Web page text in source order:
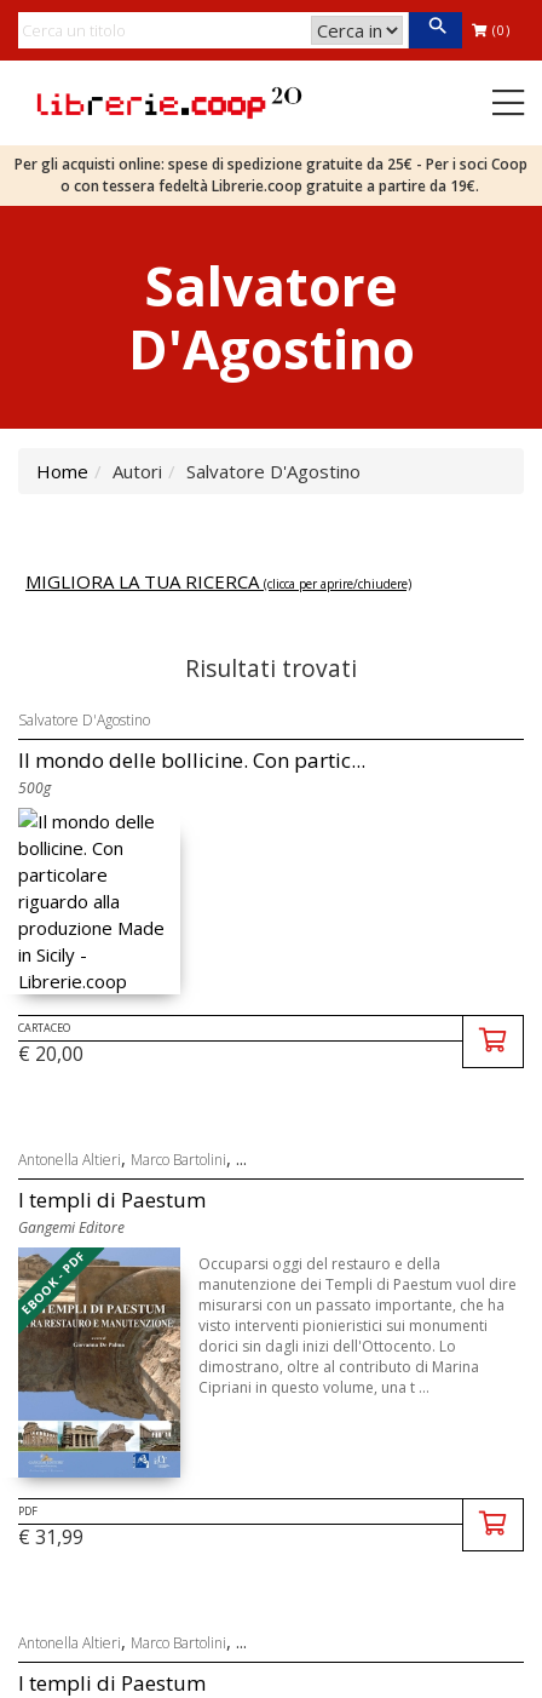
(0)
Per gli acquisti online: spese di spedizione gratuite da 25€ - Per i soci Coop
o con tessera fedeltà Librerie.coop gratuite a partire da 19€.
Salvatore
D'Agostino
Home Autori Salvatore D'Agostino
MIGLIORA LA TUA RICERCA (clicca per aprire/chiudere)
Risultati trovati
Salvatore D'Agostino
Il mondo delle bollicine. Con partic...
500g
CARTACEO
€ 20,00
Antonella Altieri, Marco Bartolini, ...
I templi di Paestum
Gangemi Editore
EBOOK - PDF
Occuparsi oggi del restauro e della
manutenzione dei Templi di Paestum vuol dire
misurarsi con un passato importante, che ha
visto interventi pionieristici sui monumenti
dorici sin dagli inizi dell'Ottocento. Lo
dimostrano, oltre al contributo di Marina
Cipriani in questo volume, una t ...
PDF
€ 31,99
Antonella Altieri, Marco Bartolini, ...
I templi di Paestum